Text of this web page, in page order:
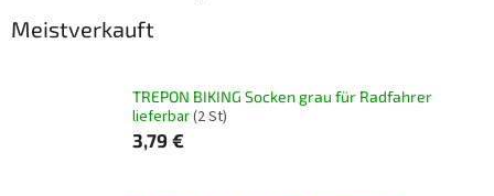
Meistverkauft
TREPON BIKING Socken grau für Radfahrer
lieferbar(2 St)
3,79 €